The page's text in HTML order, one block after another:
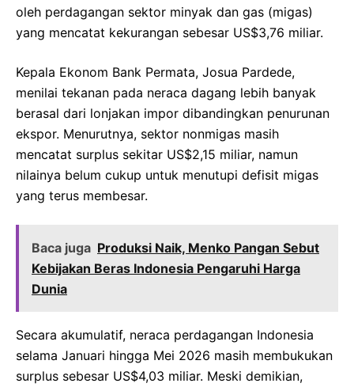
oleh perdagangan sektor minyak dan gas (migas)
yang mencatat kekurangan sebesar US$3,76 miliar.
Kepala Ekonom Bank Permata, Josua Pardede,
menilai tekanan pada neraca dagang lebih banyak
berasal dari lonjakan impor dibandingkan penurunan
ekspor. Menurutnya, sektor nonmigas masih
mencatat surplus sekitar US$2,15 miliar, namun
nilainya belum cukup untuk menutupi defisit migas
yang terus membesar.
Baca juga Produksi Naik, Menko Pangan Sebut
Kebijakan Beras Indonesia Pengaruhi Harga
Dunia
Secara akumulatif, neraca perdagangan Indonesia
selama Januari hingga Mei 2026 masih membukukan
surplus sebesar US$4,03 miliar. Meski demikian,